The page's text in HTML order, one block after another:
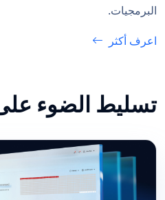
البرمجيات.
اعرف أكثر
تسليط الضوء على